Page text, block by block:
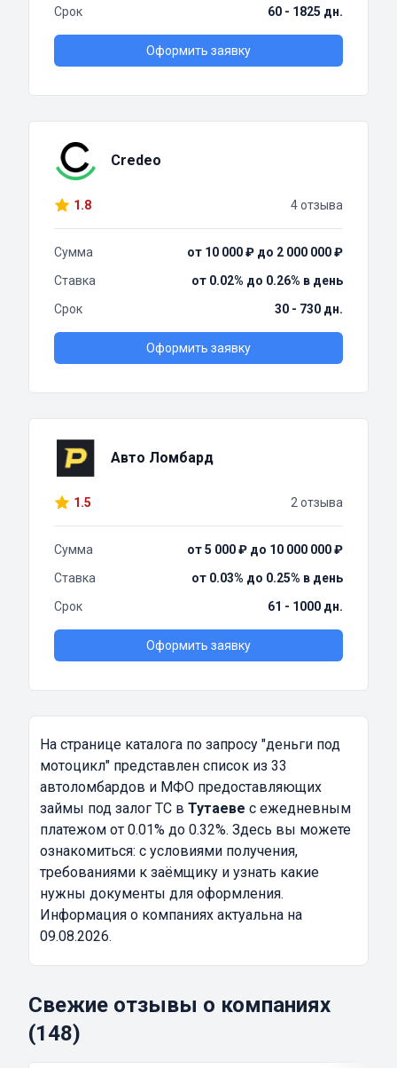
Срок 60 - 1825 дн.
Оформить заявку
Credeo
1.8 4 отзыва
Сумма
от 10 000 ₽ до 2 000 000 ₽
Ставка
от 0.02% до 0.26% в день
Срок
30 - 730 дн.
Оформить заявку
Авто Ломбард
1.5 2 отзыва
Сумма
от 5 000 ₽ до 10 000 000 ₽
Ставка
от 0.03% до 0.25% в день
Срок
61 - 1000 дн.
Оформить заявку
На странице каталога по запросу "деньги под
мотоцикл" представлен список из 33
автоломбардов и МФО предоставляющих
займы под залог ТС в Тутаеве с ежедневным
платежом от 0.01% до 0.32%. Здесь вы можете
ознакомиться: с условиями получения,
требованиями к заёмщику и узнать какие
нужны документы для оформления.
Информация о компаниях актуальна на
09.08.2026.
Свежие отзывы о компаниях
(148)